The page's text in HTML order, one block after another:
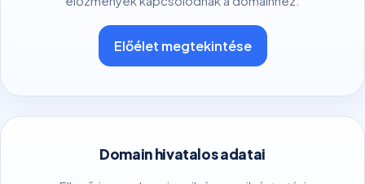
Előélet megtekintése
Domain hivatalos adatai